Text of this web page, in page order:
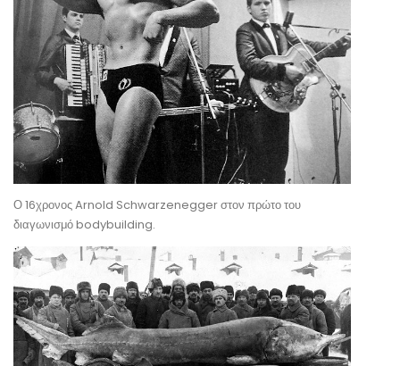
Ο 16χρονος Arnold Schwarzenegger στον πρώτο του
διαγωνισμό bodybuilding.